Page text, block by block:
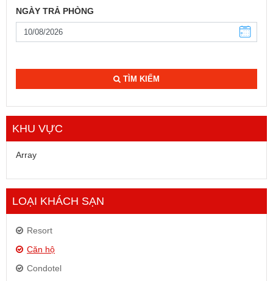
NGÀY TRẢ PHÒNG
TÌM KIẾM
KHU VỰC
Array
LOẠI KHÁCH SẠN
Resort
Căn hộ
Condotel